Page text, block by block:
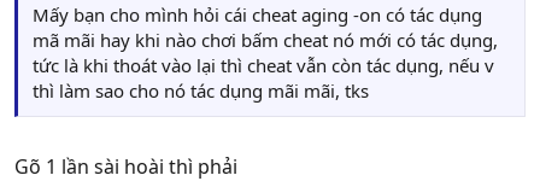
Mấy bạn cho mình hỏi cái cheat aging -on có tác dụng
mã mãi hay khi nào chơi bấm cheat nó mới có tác dụng,
tức là khi thoát vào lại thì cheat vẫn còn tác dụng, nếu v
thì làm sao cho nó tác dụng mãi mãi, tks
Gõ 1 lần sài hoài thì phải